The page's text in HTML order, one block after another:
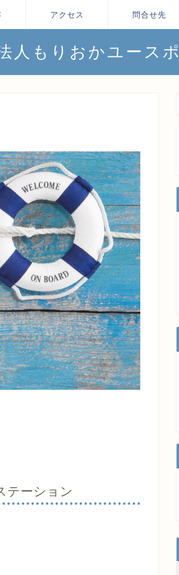
アクセス 問合せ先
人もりおかユース
テーション